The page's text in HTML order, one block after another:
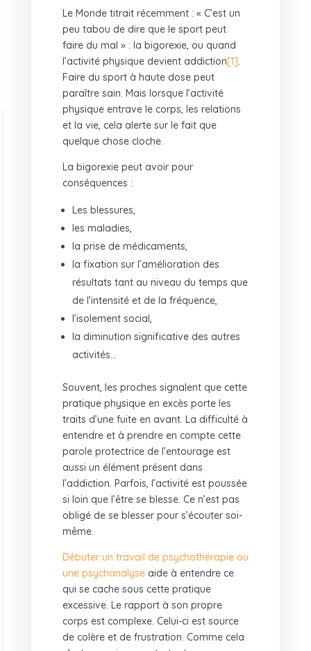
Le Monde titrait récemment : « C’est un
peu tabou de dire que le sport peut
faire du mal » : la bigorexie, ou quand
l’activité physique devient addiction[1].
Faire du sport à haute dose peut
paraître sain. Mais lorsque l’activité
physique entrave le corps, les relations
et la vie, cela alerte sur le fait que
quelque chose cloche.
La bigorexie peut avoir pour
conséquences :
Les blessures,
les maladies,
la prise de médicaments,
la fixation sur l’amélioration des
résultats tant au niveau du temps que
de l’intensité et de la fréquence,
l’isolement social,
la diminution significative des autres
activités…
Souvent, les proches signalent que cette
pratique physique en excès porte les
traits d’une fuite en avant. La difficulté à
entendre et à prendre en compte cette
parole protectrice de l’entourage est
aussi un élément présent dans
l’addiction. Parfois, l’activité est poussée
si loin que l’être se blesse. Ce n’est pas
obligé de se blesser pour s’écouter soi-
même.
Débuter un travail de psychothérapie ou
une psychanalyseaide à entendre ce
qui se cache sous cette pratique
excessive. Le rapport à son propre
corps est complexe. Celui-ci est source
de colère et de frustration. Comme cela